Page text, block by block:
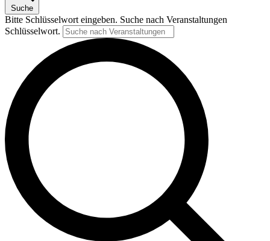
Suche
Bitte Schlüsselwort eingeben. Suche nach Veranstaltungen
Schlüsselwort.